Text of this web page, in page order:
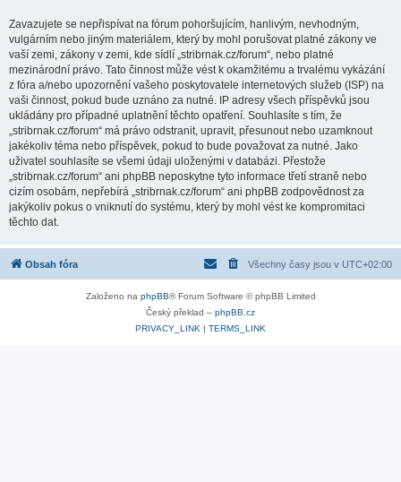
Zavazujete se nepřispívat na fórum pohoršujícím, hanlivým, nevhodným,
vulgárním nebo jiným materiálem, který by mohl porušovat platné zákony ve
vaší zemi, zákony v zemi, kde sídlí „stribrnak.cz/forum“, nebo platné
mezinárodní právo. Tato činnost může vést k okamžitému a trvalému vykázání
z fóra a/nebo upozornění vašeho poskytovatele internetových služeb (ISP) na
vaši činnost, pokud bude uznáno za nutné. IP adresy všech příspěvků jsou
ukládány pro případné uplatnění těchto opatření. Souhlasíte s tím, že
„stribrnak.cz/forum“ má právo odstranit, upravit, přesunout nebo uzamknout
jakékoliv téma nebo příspěvek, pokud to bude považovat za nutné. Jako
uživatel souhlasíte se všemi údaji uloženými v databázi. Přestože
„stribrnak.cz/forum“ ani phpBB neposkytne tyto informace třetí straně nebo
cizím osobám, nepřebírá „stribrnak.cz/forum“ ani phpBB zodpovědnost za
jakýkoliv pokus o vniknutí do systému, který by mohl vést ke kompromitaci
těchto dat.
Obsah fóra Všechny časy jsou v UTC+02:00
Založeno na phpBB® Forum Software © phpBB Limited
Český překlad – phpBB.cz
PRIVACY_LINK | TERMS_LINK